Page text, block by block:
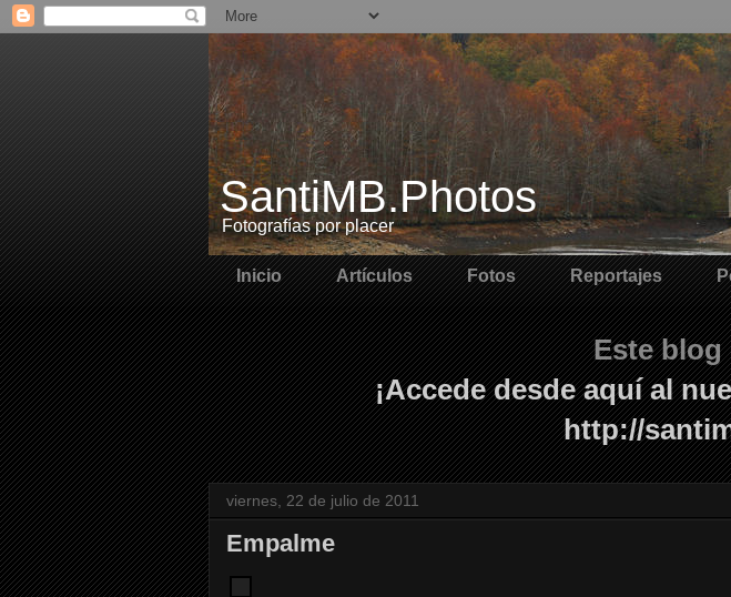
SantiMB.Photos
Fotografías por placer
Inicio Artículos Fotos Reportajes
Este blog
¡Accede desde aquí al
http://
viernes, 22 de julio de 2011
Empalme